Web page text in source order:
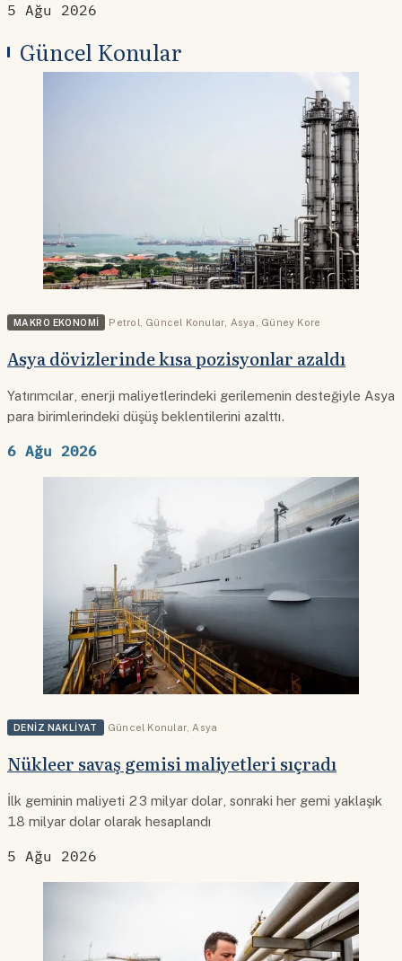
5 Ağu 2026
Güncel Konular
MAKRO EKONOMI Petrol Güncel Konular Asya Güney Kore
Asya dövizlerinde kısa pozisyonlar azaldı
Yatırımcılar, enerji maliyetlerindeki gerilemenin desteğiyle Asya
para birimlerindeki düşüş beklentilerini azalttı.
6 Ağu 2026
DENIZ NAKLIYAT Güncel Konular, Asya
Nükleer savaş gemisi maliyetleri sıçradı
İlk geminin maliyeti 23 milyar dolar, sonraki her gemi yaklaşık
18 milyar dolar olarak hesaplandı
5 Ağu 2026